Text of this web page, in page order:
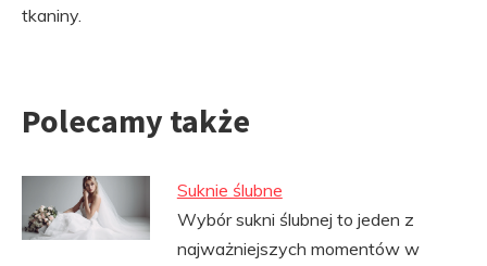
tkaniny.
Polecamy także
Suknie ślubne
Wybór sukni ślubnej to jeden z
najważniejszych momentów w